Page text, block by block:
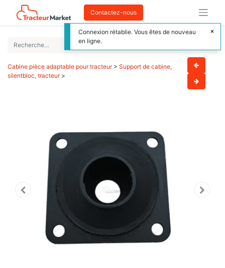
Contactez-nous
Cabine pièce adaptable pour tracteur> Support de cabine,
silentbloc, tracteur>
Connexion rétablie. Vous êtes de nouveau
en ligne.